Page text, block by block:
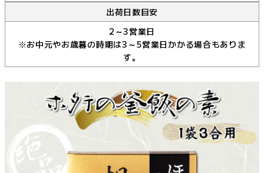
出荷日数目安
2～3営業日
※お中元やお歳暮の時期は3～5営業日かかる場合もありま
す。